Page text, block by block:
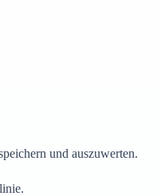
und auszuwerten.